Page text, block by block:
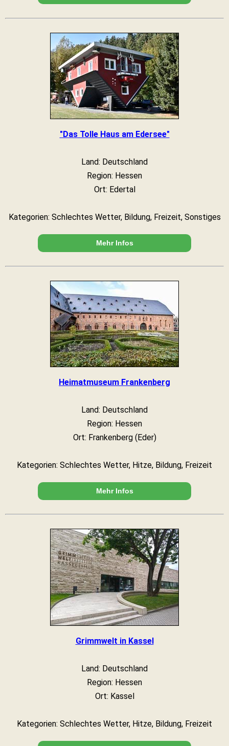
"Das Tolle Haus am Edersee"
Land: Deutschland
Region: Hessen
Ort: Edertal
Kategorien: Schlechtes Wetter, Bildung, Freizeit, Sonstiges
Mehr Infos
Heimatmuseum Frankenberg
Land: Deutschland
Region: Hessen
Ort: Frankenberg (Eder)
Kategorien: Schlechtes Wetter, Hitze, Bildung, Freizeit
Mehr Infos
Grimmwelt in Kassel
Land: Deutschland
Region: Hessen
Ort: Kassel
Kategorien: Schlechtes Wetter, Hitze, Bildung, Freizeit